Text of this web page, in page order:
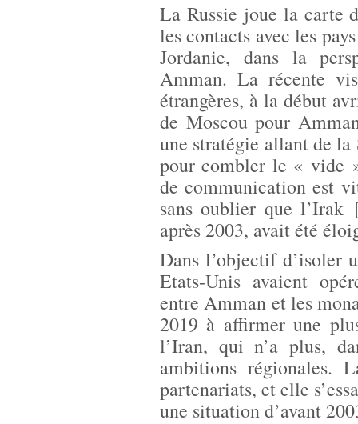
La Russie joue la carte
les contacts avec les
Jordanie, dans la
Amman. La récente
étrangères, à la début
de Moscou pour
une stratégie allant de
pour combler le « vide
de communication est
sans oublier que l’Irak
après 2003, avait été
Dans l’objectif d’isoler
Etats-Unis avaient
entre Amman et les
2019 à affirmer une
l’Iran, qui n’a plus,
ambitions régionales.
partenariats, et elle
une situation d’avant